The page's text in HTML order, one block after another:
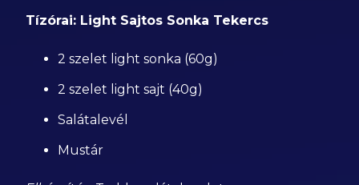
Tízórai: Light Sajtos Sonka Tekercs
2 szelet light sonka (60g)
2 szelet light sajt (40g)
Salátalevél
Mustár